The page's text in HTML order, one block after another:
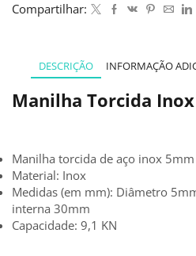
Compartilhar:
DESCRIÇÃO INFORMAÇÃO
Manilha Torcida
Manilha torcida de aço inox 5mm
Material: Inox
Medidas (em mm): Diâmetro
interna 30mm
Capacidade: 9,1 KN